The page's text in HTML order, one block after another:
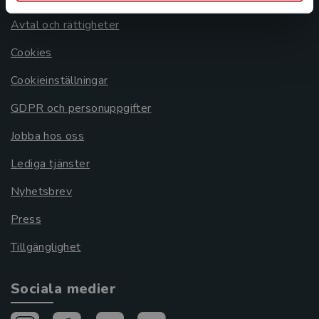
Avtal och rättigheter
Cookies
Cookieinställningar
GDPR och personuppgifter
Jobba hos oss
Lediga tjänster
Nyhetsbrev
Press
Tillgänglighet
Sociala medier